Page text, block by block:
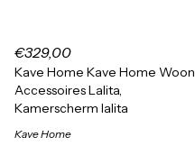
€329,00
Kave Home Kave Home Woon
Accessoires Lalita,
Kamerscherm lalita
Kave Home